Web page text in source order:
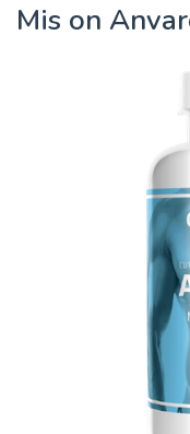
Mis on